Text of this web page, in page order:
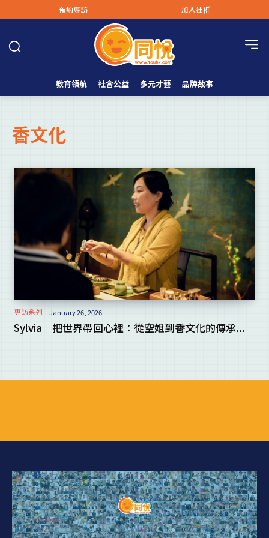
預約專訪 加入社群
教育領航 社會公益 多元才藝 品牌故事
香文化
專訪系列 January 26, 2026
Sylvia｜把世界帶回心裡：從空姐到香文化的傳承...